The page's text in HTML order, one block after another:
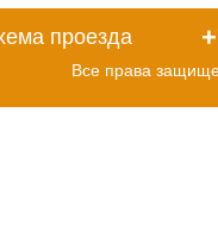
Все права
проезда